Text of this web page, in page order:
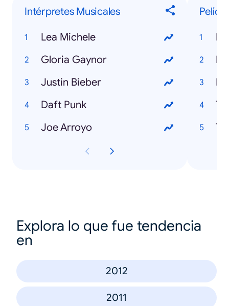
Intérpretes Musicales
Lea Michele
Gloria Gaynor
Justin Bieber
Daft Punk
Joe Arroyo
Explora lo que fue tendencia
en
2012
2011